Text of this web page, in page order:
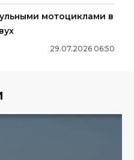
мотоциклами в
29.07.2026 06:50